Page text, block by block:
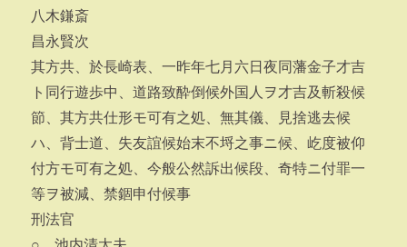
八木鎌斎
昌永賢次
其方共、於長崎表、一昨年七月六日夜同藩金子才吉
ト同行遊歩中、道路致酔倒候外国人ヲ才吉及斬殺候
節、其方共仕形モ可有之処、無其儀、見捨逃去候
ハ、背士道、失友誼候始末不埒之事ニ候、屹度被仰
付方モ可有之処、今般公然訴出候段、奇特ニ付罪一
等ヲ被減、禁錮申付候事
刑法官